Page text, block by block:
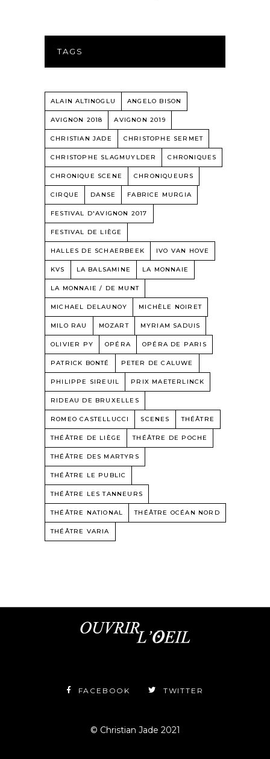
TAGS
ALAIN ALTINOGLU ANGELO BISON
AVIGNON 2018 AVIGNON 2019
CHRISTIAN JADE CHRISTOPHE SERMET
CHRISTOPHE SLAGMUYLDER CHRONIQUES
CHRONIQUE SCENE CHRONIQUEURS
CIRQUE DANSE FABRICE MURGIA
FESTIVAL D'AVIGNON 2017
FESTIVAL DE LIÈGE
HALLES DE SCHAERBEEK IVO VAN HOVE
KVS LA BALSAMINE LA MONNAIE
LA MONNAIE / DE MUNT
MICHAEL DELAUNOY MICHÈLE NOIRET
MILO RAU MOZART MYRIAM SADUIS
OLIVIER PY OPÉRA OPÉRA DE PARIS
PATRICK BONTÉ PETER DE CALUWE
PHILIPPE SIREUIL PRIX MAETERLINCK
RIDEAU DE BRUXELLES
ROMEO CASTELLUCCI SCENES THÉÂTRE
THÉÂTRE DE LIÈGE THÉÂTRE DE POCHE
THÉÂTRE DES MARTYRS
THÉÂTRE LE PUBLIC
THÉÂTRE LES TANNEURS
THÉÂTRE NATIONAL THÉÂTRE OCÉAN NORD
THÉÂTRE VARIA
FACEBOOK TWITTER
© Christian Jade 2021